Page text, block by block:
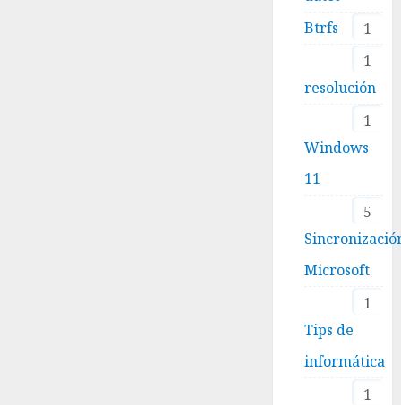
1
Btrfs
1
resolución
1
Windows
11
5
Microsoft
1
Tips de
informática
1